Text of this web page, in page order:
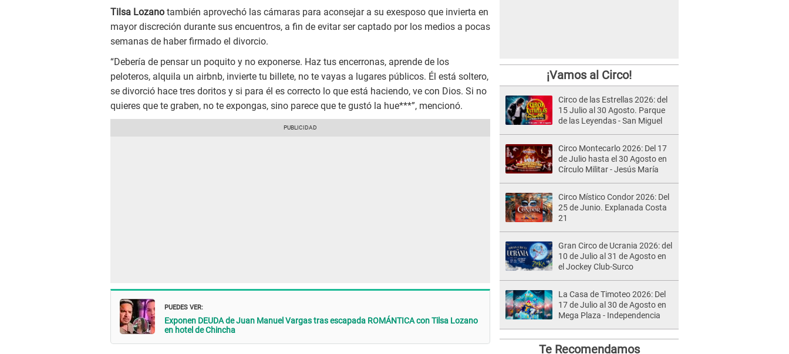
Tilsa Lozano también aprovechó las cámaras para aconsejar a su exesposo que invierta en
mayor discreción durante sus encuentros, a fin de evitar ser captado por los medios a pocas
semanas de haber firmado el divorcio.
“Debería de pensar un poquito y no exponerse. Haz tus encerronas, aprende de los
peloteros, alquila un airbnb, invierte tu billete, no te vayas a lugares públicos. Él está soltero,
se divorció hace tres doritos y si para él es correcto lo que está haciendo, ve con Dios. Si no
quieres que te graben, no te expongas, sino parece que te gustó la hue***”, mencionó.
PUEDES VER:
Exponen DEUDA de Juan Manuel Vargas tras escapada ROMÁNTICA con Tilsa Lozano
en hotel de Chincha
¡Vamos al Circo!
Circo de las Estrellas 2026: del
15 Julio al 30 Agosto. Parque
de las Leyendas - San Miguel
Circo Montecarlo 2026: Del 17
de Julio hasta el 30 Agosto en
Círculo Militar - Jesús María
Circo Místico Condor 2026: Del
25 de Junio. Explanada Costa
21
Gran Circo de Ucrania 2026: del
10 de Julio al 31 de Agosto en
el Jockey Club-Surco
La Casa de Timoteo 2026: Del
17 de Julio al 30 de Agosto en
Mega Plaza - Independencia
Te Recomendamos